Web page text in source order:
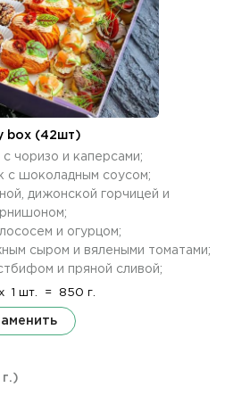
box (42шт)
чоризо и каперсами;
с шоколадным соусом;
дижонской горчицей и
и огурцом;
сыром и вялеными томатами;
и пряной сливой;
1 шт. = 850 г.